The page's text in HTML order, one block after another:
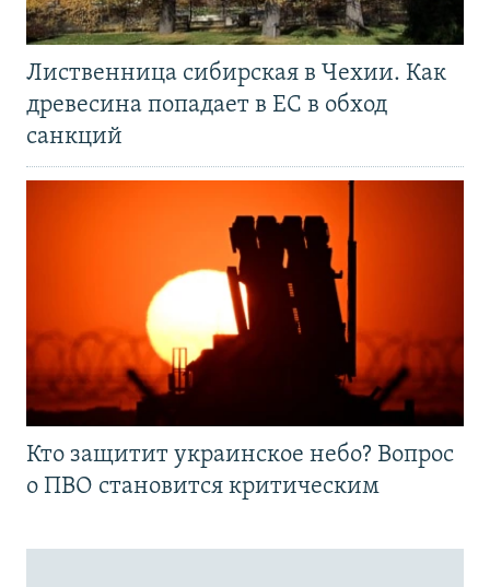
Лиственница сибирская в Чехии. Как
древесина попадает в ЕС в обход
санкций
Кто защитит украинское небо? Вопрос
о ПВО становится критическим